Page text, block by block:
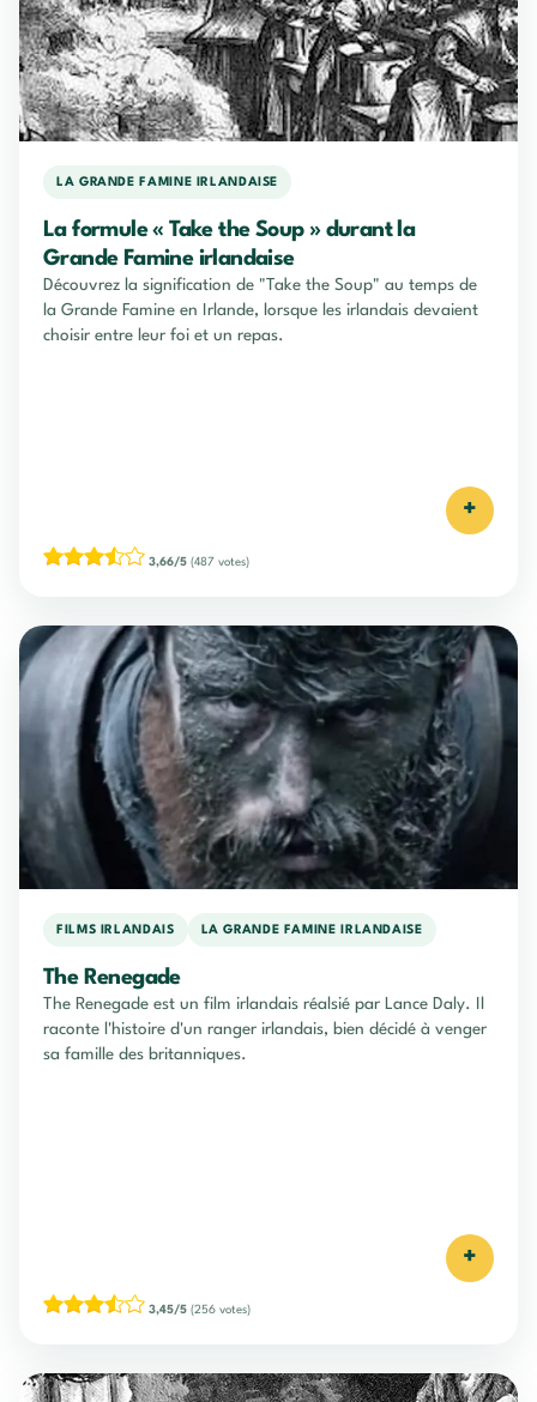
LA GRANDE FAMINE IRLANDAISE
La formule « Take the Soup » durant la
Grande Famine irlandaise
Découvrez la signification de "Take the Soup" au temps de
la Grande Famine en Irlande, lorsque les irlandais devaient
choisir entre leur foi et un repas.
+
3,66/5 (487 votes)
FILMS IRLANDAIS LA GRANDE FAMINE IRLANDAISE
The Renegade
The Renegade est un film irlandais réalsié par Lance Daly. Il
raconte l'histoire d'un ranger irlandais, bien décidé à venger
sa famille des britanniques.
+
3,45/5 (256 votes)